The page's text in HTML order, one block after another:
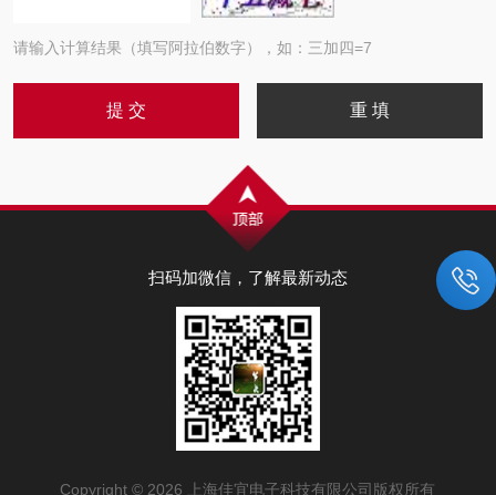
请输入计算结果（填写阿拉伯数字），如：三加四=7
扫码加微信，了解最新动态
Copyright © 2026 上海佳宜电子科技有限公司版权所有